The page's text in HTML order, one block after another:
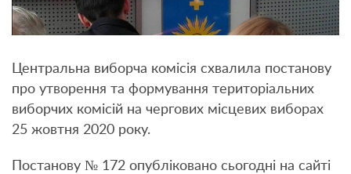
Центральна виборча комісія схвалила постанову
про утворення та формування територіальних
виборчих комісій на чергових місцевих виборах
25 жовтня 2020 року.
Постанову № 172 опубліковано сьогодні на сайті